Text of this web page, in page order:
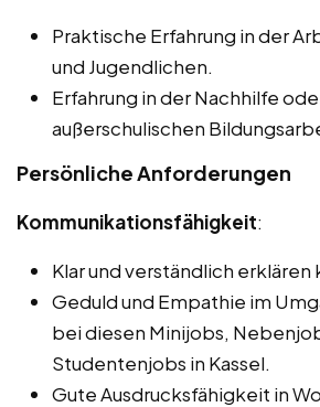
Praktische Erfahrung in der
und Jugendlichen.
Erfahrung in der Nachhilfe
außerschulischen
Persönliche Anforderungen
Kommunikationsfähigkeit:
Klar und verständlich erklären
Geduld und Empathie im
bei diesen Minijobs,
Studentenjobs in Kassel.
Gute Ausdrucksfähigkeit in